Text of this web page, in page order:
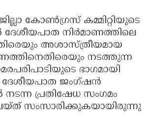
കോൺഗ്രസ് കമ്മിറ്റിയുടെ
നിർമാണത്തിലെ
അശാസ്ത്രീയമായ
നടത്തുന്ന
ഭാഗമായി
ജംഗ്ഷൻ
നടന്ന പ്രതിഷേധ സംഗമം
സംസാരിക്കുകയായിരുന്നു